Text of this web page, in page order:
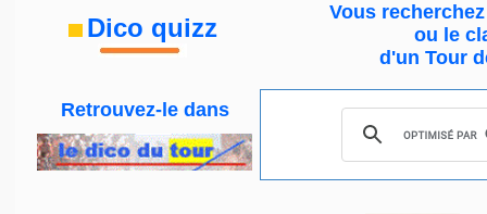
Dico quizz
Vous
ou le
d'un Tour
Retrouvez-le dans